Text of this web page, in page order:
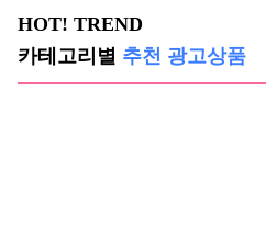
HOT! TREND
카테고리별 추천 광고상품